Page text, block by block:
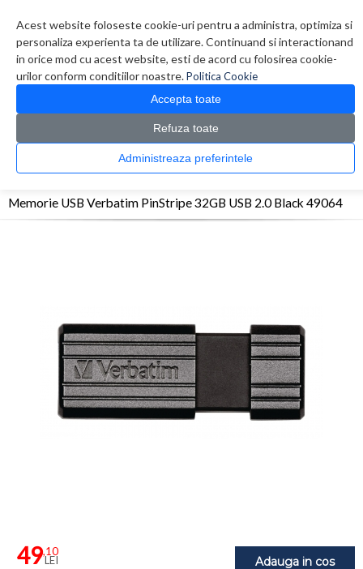
Acest website foloseste cookie-uri pentru a administra, optimiza si
personaliza experienta ta de utilizare. Continuand si interactionand
in orice mod cu acest website, esti de acord cu folosirea cookie-
urilor conform conditiilor noastre.Politica Cookie
Accepta toate
Refuza toate
Administreaza preferintele
0 produs(e)
CATALOG PRODUSE
> Memorii USB > Memorie USB Verbatim PinStripe 32GB
Memorie USB Verbatim PinStripe 32GB USB 2.0 Black 49064
Adauga in cos
49,10
LEI